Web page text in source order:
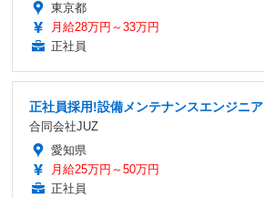
東京都
月給28万円～33万円
正社員
正社員採用!設備メンテナンスエンジニア
合同会社JUZ
愛知県
月給25万円～50万円
正社員